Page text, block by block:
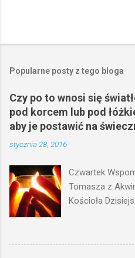
Popularne posty z tego bloga
Czy po to wnosi się
pod korcem lub pod
aby je postawić na
stycznia 28, 2016
Czwartek
Tomasza z
Kościoła
(Mk 4,21-25)
wnosi się